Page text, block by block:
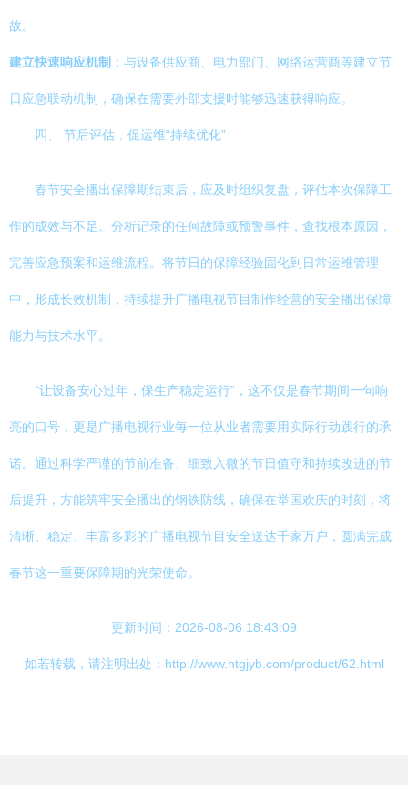
故。
建立快速响应机制 ：与设备供应商、电力部门、网络运营商等建立节
日应急联动机制，确保在需要外部支援时能够迅速获得响应。
四、 节后评估，促运维“持续优化”
春节安全播出保障期结束后，应及时组织复盘，评估本次保障工
作的成效与不足。分析记录的任何故障或预警事件，查找根本原因，
完善应急预案和运维流程。将节日的保障经验固化到日常运维管理
中，形成长效机制，持续提升广播电视节目制作经营的安全播出保障
能力与技术水平。
“让设备安心过年，保生产稳定运行”，这不仅是春节期间一句响
亮的口号，更是广播电视行业每一位从业者需要用实际行动践行的承
诺。通过科学严谨的节前准备、细致入微的节日值守和持续改进的节
后提升，方能筑牢安全播出的钢铁防线，确保在举国欢庆的时刻，将
清晰、稳定、丰富多彩的广播电视节目安全送达千家万户，圆满完成
春节这一重要保障期的光荣使命。
更新时间：2026-08-06 18:43:09
如若转载，请注明出处：http://www.htgjyb.com/product/62.html